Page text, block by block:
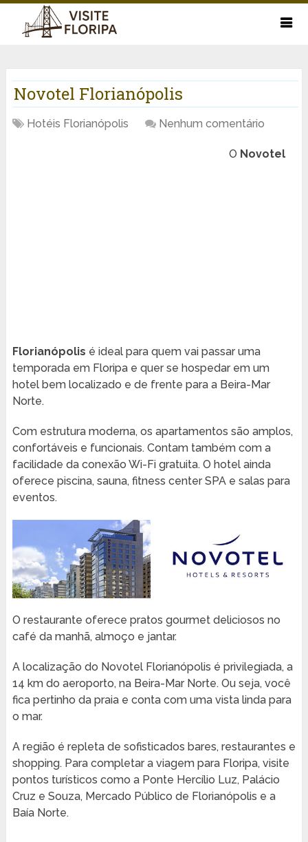
Novotel Florianópolis
Hotéis Florianópolis Nenhum comentário
O Novotel
Florianópolis é ideal para quem vai passar uma
temporada em Floripa e quer se hospedar em um
hotel bem localizado e de frente para a Beira-Mar
Norte.
Com estrutura moderna, os apartamentos são amplos,
confortáveis e funcionais. Contam também com a
facilidade da conexão Wi-Fi gratuita. O hotel ainda
oferece piscina, sauna, fitness center SPA e salas para
eventos.
O restaurante oferece pratos gourmet deliciosos no
café da manhã, almoço e jantar.
A localização do Novotel Florianópolis é privilegiada, a
14 km do aeroporto, na Beira-Mar Norte. Ou seja, você
fica pertinho da praia e conta com uma vista linda para
o mar.
A região é repleta de sofisticados bares, restaurantes e
shopping. Para completar a viagem para Floripa, visite
pontos turísticos como a Ponte Hercílio Luz, Palácio
Cruz e Souza, Mercado Público de Florianópolis e a
Baía Norte.